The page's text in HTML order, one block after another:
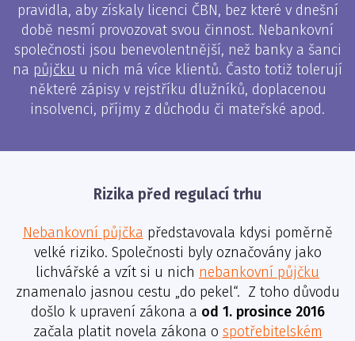
pravidla, aby získaly licenci ČBN, bez které v dnešní
době nesmí provozovat svou činnost. Nebankovní
společnosti jsou benevolentnější, než banky a šanci
na půjčku u nich má více klientů. Často totiž tolerují
některé zápisy v rejstříku dlužníků, doplacenou
insolvenci, příjmy z důchodu či mateřské apod.
Rizika před regulací trhu
Nebankovní půjčka představovala kdysi poměrně
velké riziko. Společnosti byly označovány jako
lichvářské a vzít si u nich nebankovní půjčku
znamenalo jasnou cestu „do pekel“. Z toho důvodu
došlo k upravení zákona a od 1. prosince 2016
začala platit novela zákona o spotřebitelském